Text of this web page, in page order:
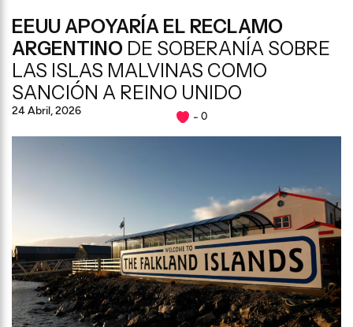
EEUU APOYARÍA EL RECLAMO
ARGENTINO DE SOBERANÍA SOBRE
LAS ISLAS MALVINAS COMO
SANCIÓN A REINO UNIDO
24 Abril, 2026 0